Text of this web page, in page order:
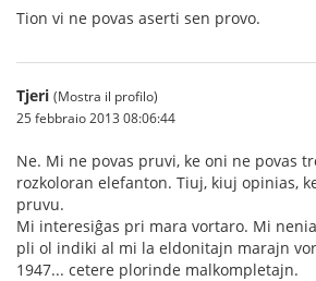
Tion vi ne povas aserti sen provo.
Tjeri (Mostra il profilo)
25 febbraio 2013 08:06:44
Ne. Mi ne povas pruvi, ke oni ne povas
rozkoloran elefanton. Tiuj, kiuj opinias,
pruvu.
Mi interesiĝas pri mara vortaro. Mi
pli ol indiki al mi la eldonitajn marajn
1947... cetere plorinde malkompletajn.